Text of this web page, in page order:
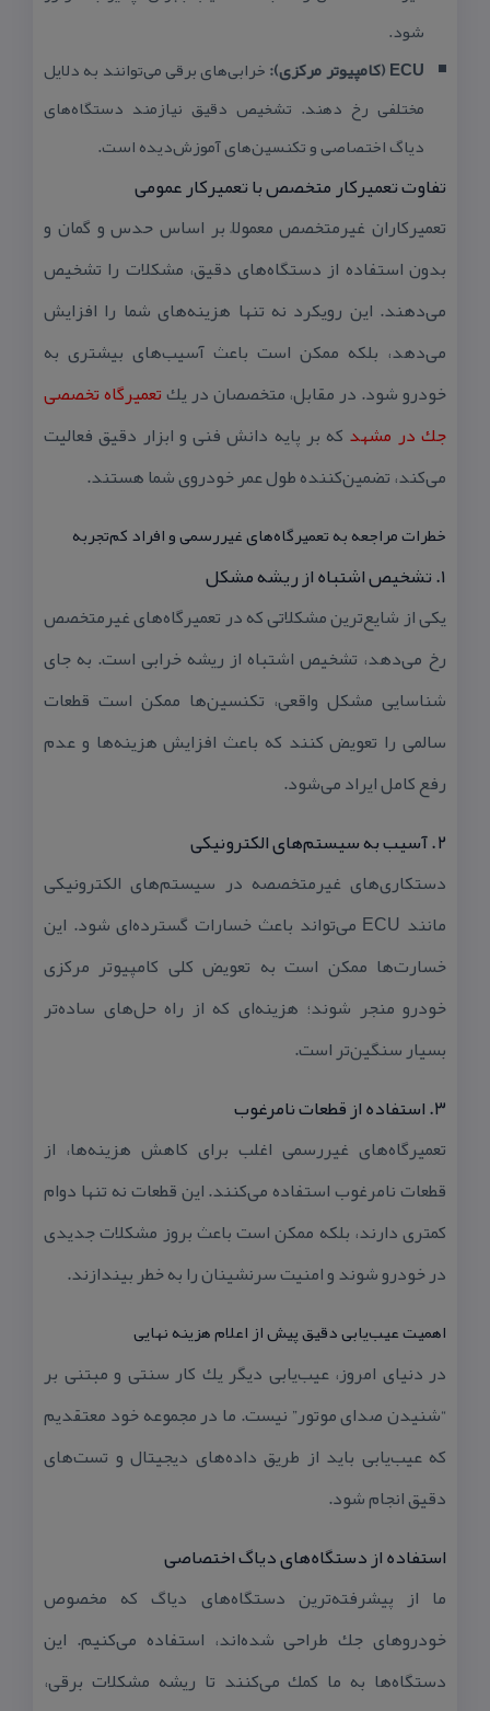
شود.
ECU (كامپیوتر مركزی):
خرابی‌های برقی می‌توانند به دلایل
مختلفی رخ دهند. تشخیص دقیق نیازمند دستگاه‌های
دیاگ اختصاصی و تكنسین‌های آموزش‌دیده است.
تفاوت تعمیركار متخصص با تعمیركار عمومی
تعمیركاران غیرمتخصص معمولاً بر اساس حدس و گمان و
بدون استفاده از دستگاه‌های دقیق، مشكلات را تشخیص
می‌دهند. این رویكرد نه تنها هزینه‌های شما را افزایش
می‌دهد، بلكه ممكن است باعث آسیب‌های بیشتری به
خودرو شود. در مقابل، متخصصان در یكتعمیرگاه تخصصی
جك در مشهد كه بر پایه دانش فنی و ابزار دقیق فعالیت
می‌كند، تضمین‌كننده طول عمر خودروی شما هستند.
خطرات مراجعه به تعمیرگاه‌های غیررسمی و افراد كم‌تجربه
۱. تشخیص اشتباه از ریشه مشكل
یكی از شایع‌ترین مشكلاتی كه در تعمیرگاه‌های غیرمتخصص
رخ می‌دهد، تشخیص اشتباه از ریشه خرابی است. به جای
شناسایی مشكل واقعی، تكنسین‌ها ممكن است قطعات
سالمی را تعویض كنند كه باعث افزایش هزینه‌ها و عدم
رفع كامل ایراد می‌شود.
۲. آسیب به سیستم‌های الكترونیكی
دستكاری‌های غیرمتخصصه در سیستم‌های الكترونیكی
مانند ECU می‌تواند باعث خسارات گسترده‌ای شود. این
خسارت‌ها ممكن است به تعویض كلی كامپیوتر مركزی
خودرو منجر شوند؛ هزینه‌ای كه از راه حل‌های ساده‌تر
بسیار سنگین‌تر است.
۳. استفاده از قطعات نامرغوب
تعمیرگاه‌های غیررسمی اغلب برای كاهش هزینه‌ها، از
قطعات نامرغوب استفاده می‌كنند. این قطعات نه تنها دوام
كمتری دارند، بلكه ممكن است باعث بروز مشكلات جدیدی
در خودرو شوند و امنیت سرنشینان را به خطر بیندازند.
اهمیت عیب‌یابی دقیق پیش از اعلام هزینه نهایی
در دنیای امروز، عیب‌یابی دیگر یك كار سنتی و مبتنی بر
“شنیدن صدای موتور” نیست. ما در مجموعه خود معتقدیم
كه عیب‌یابی باید از طریق داده‌های دیجیتال و تست‌های
دقیق انجام شود.
استفاده از دستگاه‌های دیاگ اختصاصی
ما از پیشرفته‌ترین دستگاه‌های دیاگ كه مخصوص
خودروهای جك طراحی شده‌اند، استفاده می‌كنیم. این
دستگاه‌ها به ما كمك می‌كنند تا ریشه مشكلات برقی،